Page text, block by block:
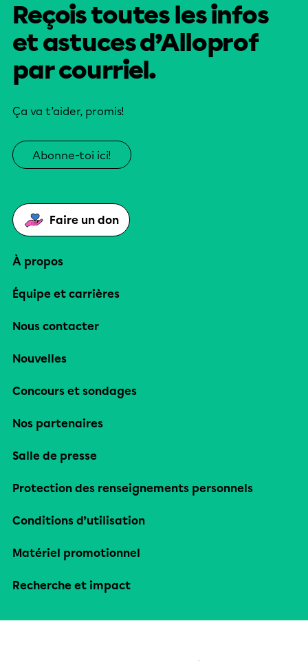
Reçois toutes les infos
et astuces d’Alloprof
par courriel.
Ça va t’aider, promis!
Abonne-toi ici!
Faire un don
À propos
Équipe et carrières
Nous contacter
Nouvelles
Concours et sondages
Nos partenaires
Salle de presse
Protection des renseignements personnels
Conditions d’utilisation
Matériel promotionnel
Recherche et impact